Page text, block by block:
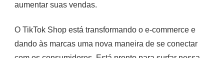
aumentar suas vendas.
O TikTok Shop está transformando o e-commerce e
dando às marcas uma nova maneira de se conectar